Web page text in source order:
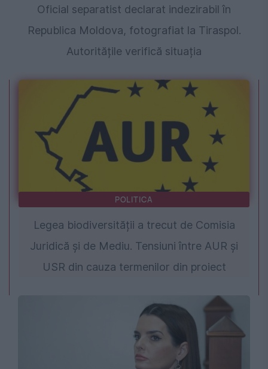
Oficial separatist declarat indezirabil în
Republica Moldova, fotografiat la Tiraspol.
Autoritățile verifică situația
POLITICA
Legea biodiversității a trecut de Comisia
Juridică și de Mediu. Tensiuni între AUR și
USR din cauza termenilor din proiect